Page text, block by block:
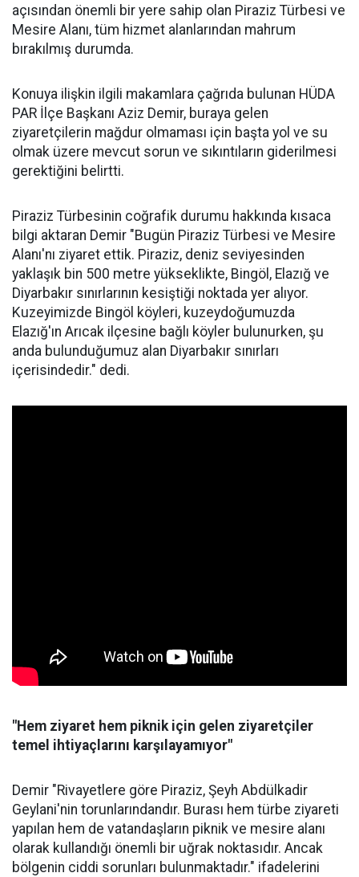
açısından önemli bir yere sahip olan Piraziz Türbesi ve
Mesire Alanı, tüm hizmet alanlarından mahrum
bırakılmış durumda.
Konuya ilişkin ilgili makamlara çağrıda bulunan HÜDA
PAR İlçe Başkanı Aziz Demir, buraya gelen
ziyaretçilerin mağdur olmaması için başta yol ve su
olmak üzere mevcut sorun ve sıkıntıların giderilmesi
gerektiğini belirtti.
Piraziz Türbesinin coğrafik durumu hakkında kısaca
bilgi aktaran Demir "Bugün Piraziz Türbesi ve Mesire
Alanı'nı ziyaret ettik. Piraziz, deniz seviyesinden
yaklaşık bin 500 metre yükseklikte, Bingöl, Elazığ ve
Diyarbakır sınırlarının kesiştiği noktada yer alıyor.
Kuzeyimizde Bingöl köyleri, kuzeydoğumuzda
Elazığ'ın Arıcak ilçesine bağlı köyler bulunurken, şu
anda bulunduğumuz alan Diyarbakır sınırları
içerisindedir." dedi.
"Hem ziyaret hem piknik için gelen ziyaretçiler
temel ihtiyaçlarını karşılayamıyor"
Demir "Rivayetlere göre Piraziz, Şeyh Abdülkadir
Geylani'nin torunlarındandır. Burası hem türbe ziyareti
yapılan hem de vatandaşların piknik ve mesire alanı
olarak kullandığı önemli bir uğrak noktasıdır. Ancak
bölgenin ciddi sorunları bulunmaktadır." ifadelerini